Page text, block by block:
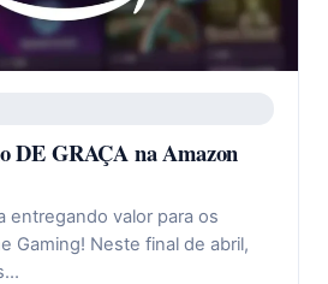
DE GRAÇA na Amazon
entregando valor para os
Gaming! Neste final de abril,